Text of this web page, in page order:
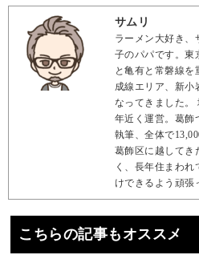
サムリ
ラーメン大好き、
子のパパです。東
と亀有と常磐線
成線エリア、新小
なってきました。
年近く運営。葛飾
執筆、全体で
葛飾区に越してき
く、長年住まわ
けできるよう頑張
こちらの記事もオススメ